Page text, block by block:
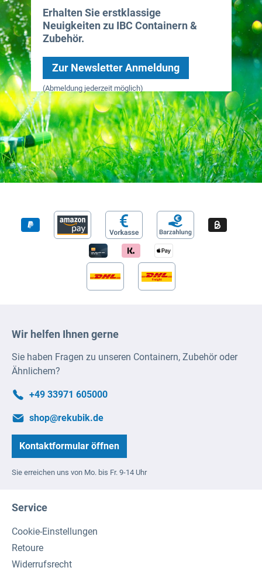
Erhalten Sie erstklassige
Neuigkeiten zu IBC Containern &
Zubehör.
Zur Newsletter Anmeldung
(Abmeldung jederzeit möglich)
Wir helfen Ihnen gerne
Sie haben Fragen zu unseren Containern, Zubehör oder
Ähnlichem?
+49 33971 605000
shop@rekubik.de
Kontaktformular öffnen
Sie erreichen uns von Mo. bis Fr. 9-14 Uhr
Service
Cookie-Einstellungen
Retoure
Widerrufsrecht